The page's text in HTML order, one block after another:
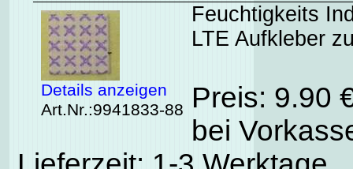
Details anzeigen
Art.Nr.:9941833-88
Feuchtigkeits
LTE Aufkleber
Preis: 9.90
bei